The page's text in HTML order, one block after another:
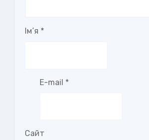
Ім’я *
E-mail *
Сайт